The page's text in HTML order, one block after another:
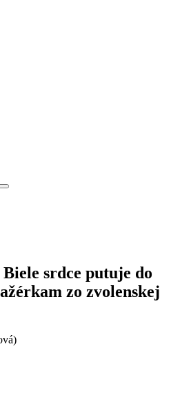
srdce putuje do
zo zvolenskej